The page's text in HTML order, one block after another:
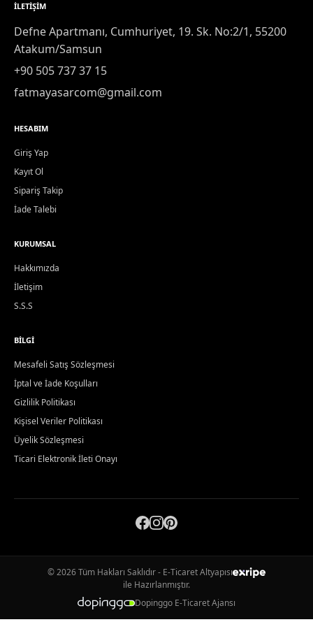
İLETIŞIM
Defne Apartmanı, Cumhuriyet, 19. Sk. No:2/1, 55200
Atakum/Samsun
+90 505 737 37 15
fatmayasarcom@gmail.com
HESABIM
Giriş Yap
Kayıt Ol
Sipariş Takip
İade Talebi
KURUMSAL
Hakkımızda
İletişim
S.S.S
BILGI
Mesafeli Satış Sözleşmesi
İptal ve İade Koşulları
Gizlilik Politikası
Kişisel Veriler Politikası
Üyelik Sözleşmesi
Ticari Elektronik İleti Onayı
© 2026 Tüm Hakları Saklıdır - E-Ticaret Altyapısı
ile Hazırlanmıştır.
Dopinggo E-Ticaret Ajansı